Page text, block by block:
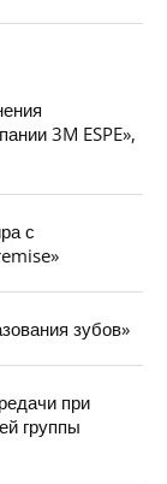
3M ESPE»,
с
зубов»
при
группы